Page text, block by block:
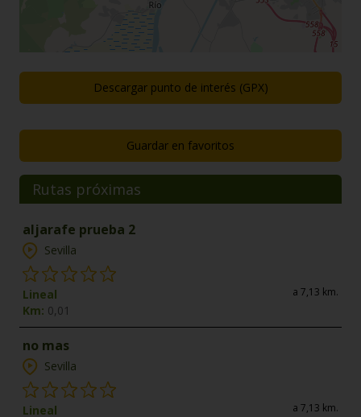
Descargar punto de interés (GPX)
Guardar en favoritos
Rutas próximas
aljarafe prueba 2
Sevilla
Lineal
Km: 0,01
a 7,13 km.
no mas
Sevilla
Lineal a 7,13 km.